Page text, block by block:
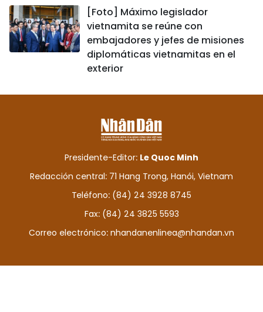
[Foto] Máximo legislador
vietnamita se reúne con
embajadores y jefes de misiones
diplomáticas vietnamitas en el
exterior
Presidente-Editor: Le Quoc Minh
Redacción central: 71 Hang Trong, Hanói, Vietnam
Teléfono: (84) 24 3928 8745
Fax: (84) 24 3825 5593
Correo electrónico: nhandanenlinea@nhandan.vn